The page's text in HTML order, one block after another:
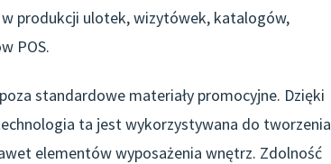
produkcji ulotek, wizytówek, katalogów,
POS.
standardowe materiały promocyjne. Dzięki
ta jest wykorzystywana do tworzenia
elementów wyposażenia wnętrz. Zdolność